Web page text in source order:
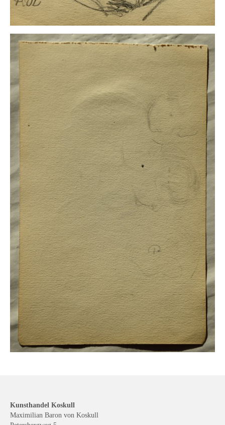
Kunsthandel Koskull
Maximilian Baron von Koskull